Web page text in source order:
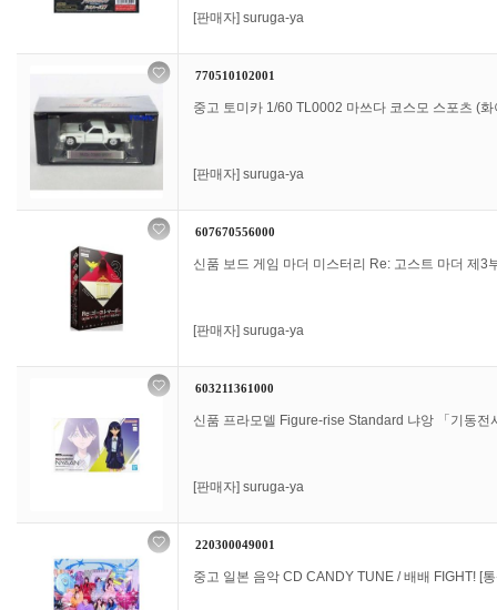
[판매자] suruga-ya
770510102001
중고 토미카 1/60 TL0002 마쓰다 코스모 스포츠 (
[판매자] suruga-ya
607670556000
신품 보드 게임 마더 미스터리 Re: 고스트 마더 제3
[판매자] suruga-ya
603211361000
신품 프라모델 Figure-rise Standard 냐앙 「기동전
[판매자] suruga-ya
220300049001
중고 일본 음악 CD CANDY TUNE / 배배 FIGHT! [